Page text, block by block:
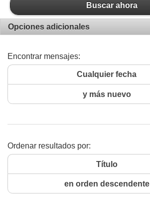
Buscar ahora
Opciones adicionales
Encontrar mensajes:
Cualquier fecha
y más nuevo
Ordenar resultados por:
Título
en orden descendente